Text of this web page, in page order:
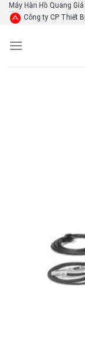
SkipMáy Hàn Hồ Quang
Công ty CP Thiết